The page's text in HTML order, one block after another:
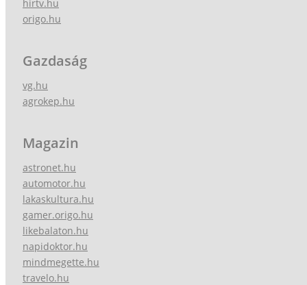
hirtv.hu
origo.hu
Gazdaság
vg.hu
agrokep.hu
Magazin
astronet.hu
automotor.hu
lakaskultura.hu
gamer.origo.hu
likebalaton.hu
napidoktor.hu
mindmegette.hu
travelo.hu